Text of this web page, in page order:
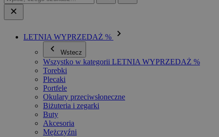
LETNIA WYPRZEDAŻ %
Wstecz
Wszystko w kategorii LETNIA WYPRZEDAŻ %
Torebki
Plecaki
Portfele
Okulary przeciwsłoneczne
Biżuteria i zegarki
Buty
Akcesoria
Mężczyźni